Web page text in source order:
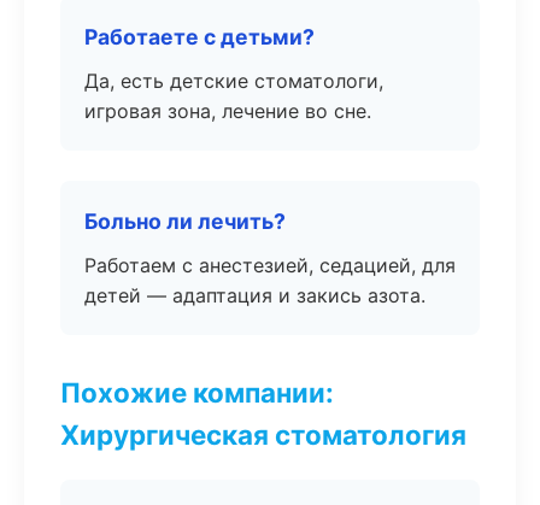
Работаете с детьми?
Да, есть детские стоматологи,
игровая зона, лечение во сне.
Больно ли лечить?
Работаем с анестезией, седацией, для
детей — адаптация и закись азота.
Похожие компании:
Хирургическая стоматология